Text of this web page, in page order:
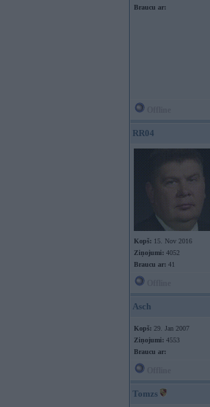
Braucu ar:
RR04
Kopš: 15. Nov 2016
Ziņojumi: 4052
Braucu ar: 41
Asch
Kopš: 29. Jan 2007
Ziņojumi: 4553
Braucu ar:
Tomzs